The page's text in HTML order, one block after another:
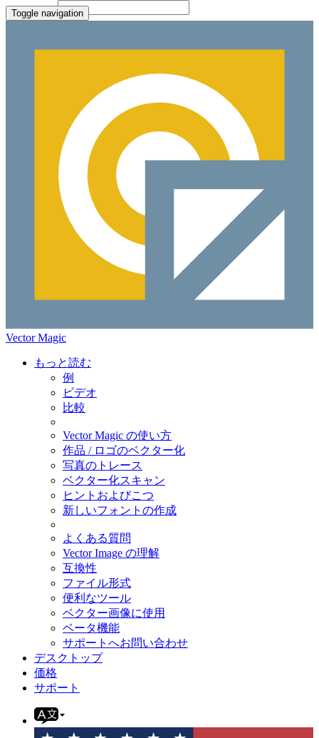
Toggle navigation
Vector Magic
もっと読む
例
ビデオ
比較
Vector Magic の使い方
作品 / ロゴのベクター化
写真のトレース
ベクター化スキャン
ヒントおよびこつ
新しいフォントの作成
よくある質問
Vector Image の理解
互換性
ファイル形式
便利なツール
ベクター画像に使用
ベータ機能
サポートへお問い合わせ
デスクトップ
価格
サポート
Paste Target